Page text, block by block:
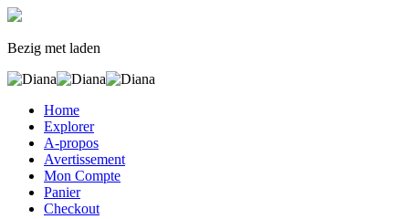
Bezig met laden
Home
Explorer
A-propos
Avertissement
Mon Compte
Panier
Checkout